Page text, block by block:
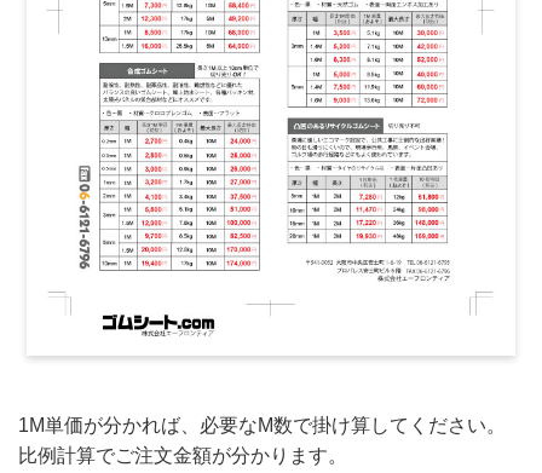
1M単価が分かれば、必要なM数で掛け算してください。
比例計算でご注文金額が分かります。